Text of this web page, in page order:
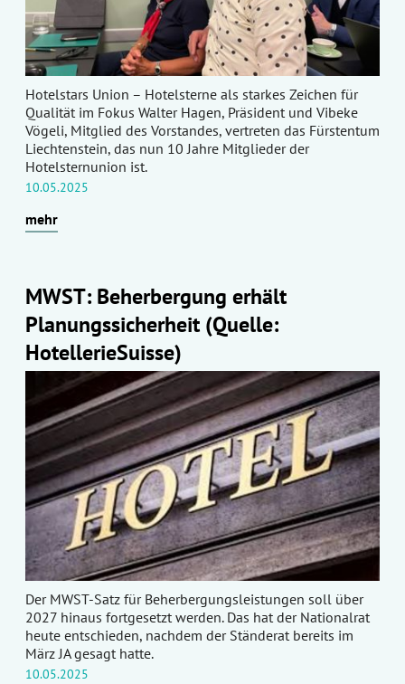
Hotelstars Union – Hotelsterne als starkes Zeichen für
Qualität im Fokus Walter Hagen, Präsident und Vibeke
Vögeli, Mitglied des Vorstandes, vertreten das Fürstentum
Liechtenstein, das nun 10 Jahre Mitglieder der
Hotelsternunion ist.
10.05.2025
mehr
MWST: Beherbergung erhält
Planungssicherheit (Quelle:
HotellerieSuisse)
Der MWST-Satz für Beherbergungsleistungen soll über
2027 hinaus fortgesetzt werden. Das hat der Nationalrat
heute entschieden, nachdem der Ständerat bereits im
März JA gesagt hatte.
10.05.2025